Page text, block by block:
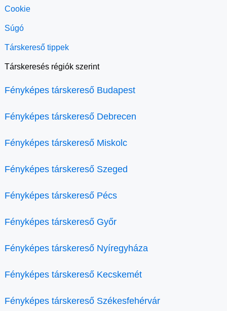
Cookie
Súgó
Társkereső tippek
Társkeresés régiók szerint
Fényképes társkereső Budapest
Fényképes társkereső Debrecen
Fényképes társkereső Miskolc
Fényképes társkereső Szeged
Fényképes társkereső Pécs
Fényképes társkereső Győr
Fényképes társkereső Nyíregyháza
Fényképes társkereső Kecskemét
Fényképes társkereső Székesfehérvár